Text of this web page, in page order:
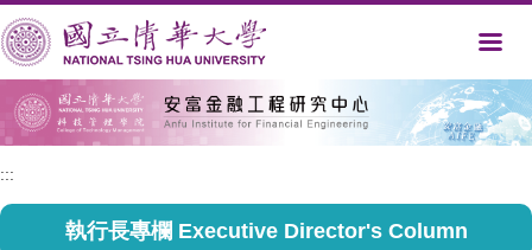
跳
到
主
要
內
容
:::
執行長專欄 Executive Director's Column